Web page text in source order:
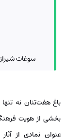
سوغات
باغ هفت‌تنان نه
بخشی از هویت
عنوان نمادی از